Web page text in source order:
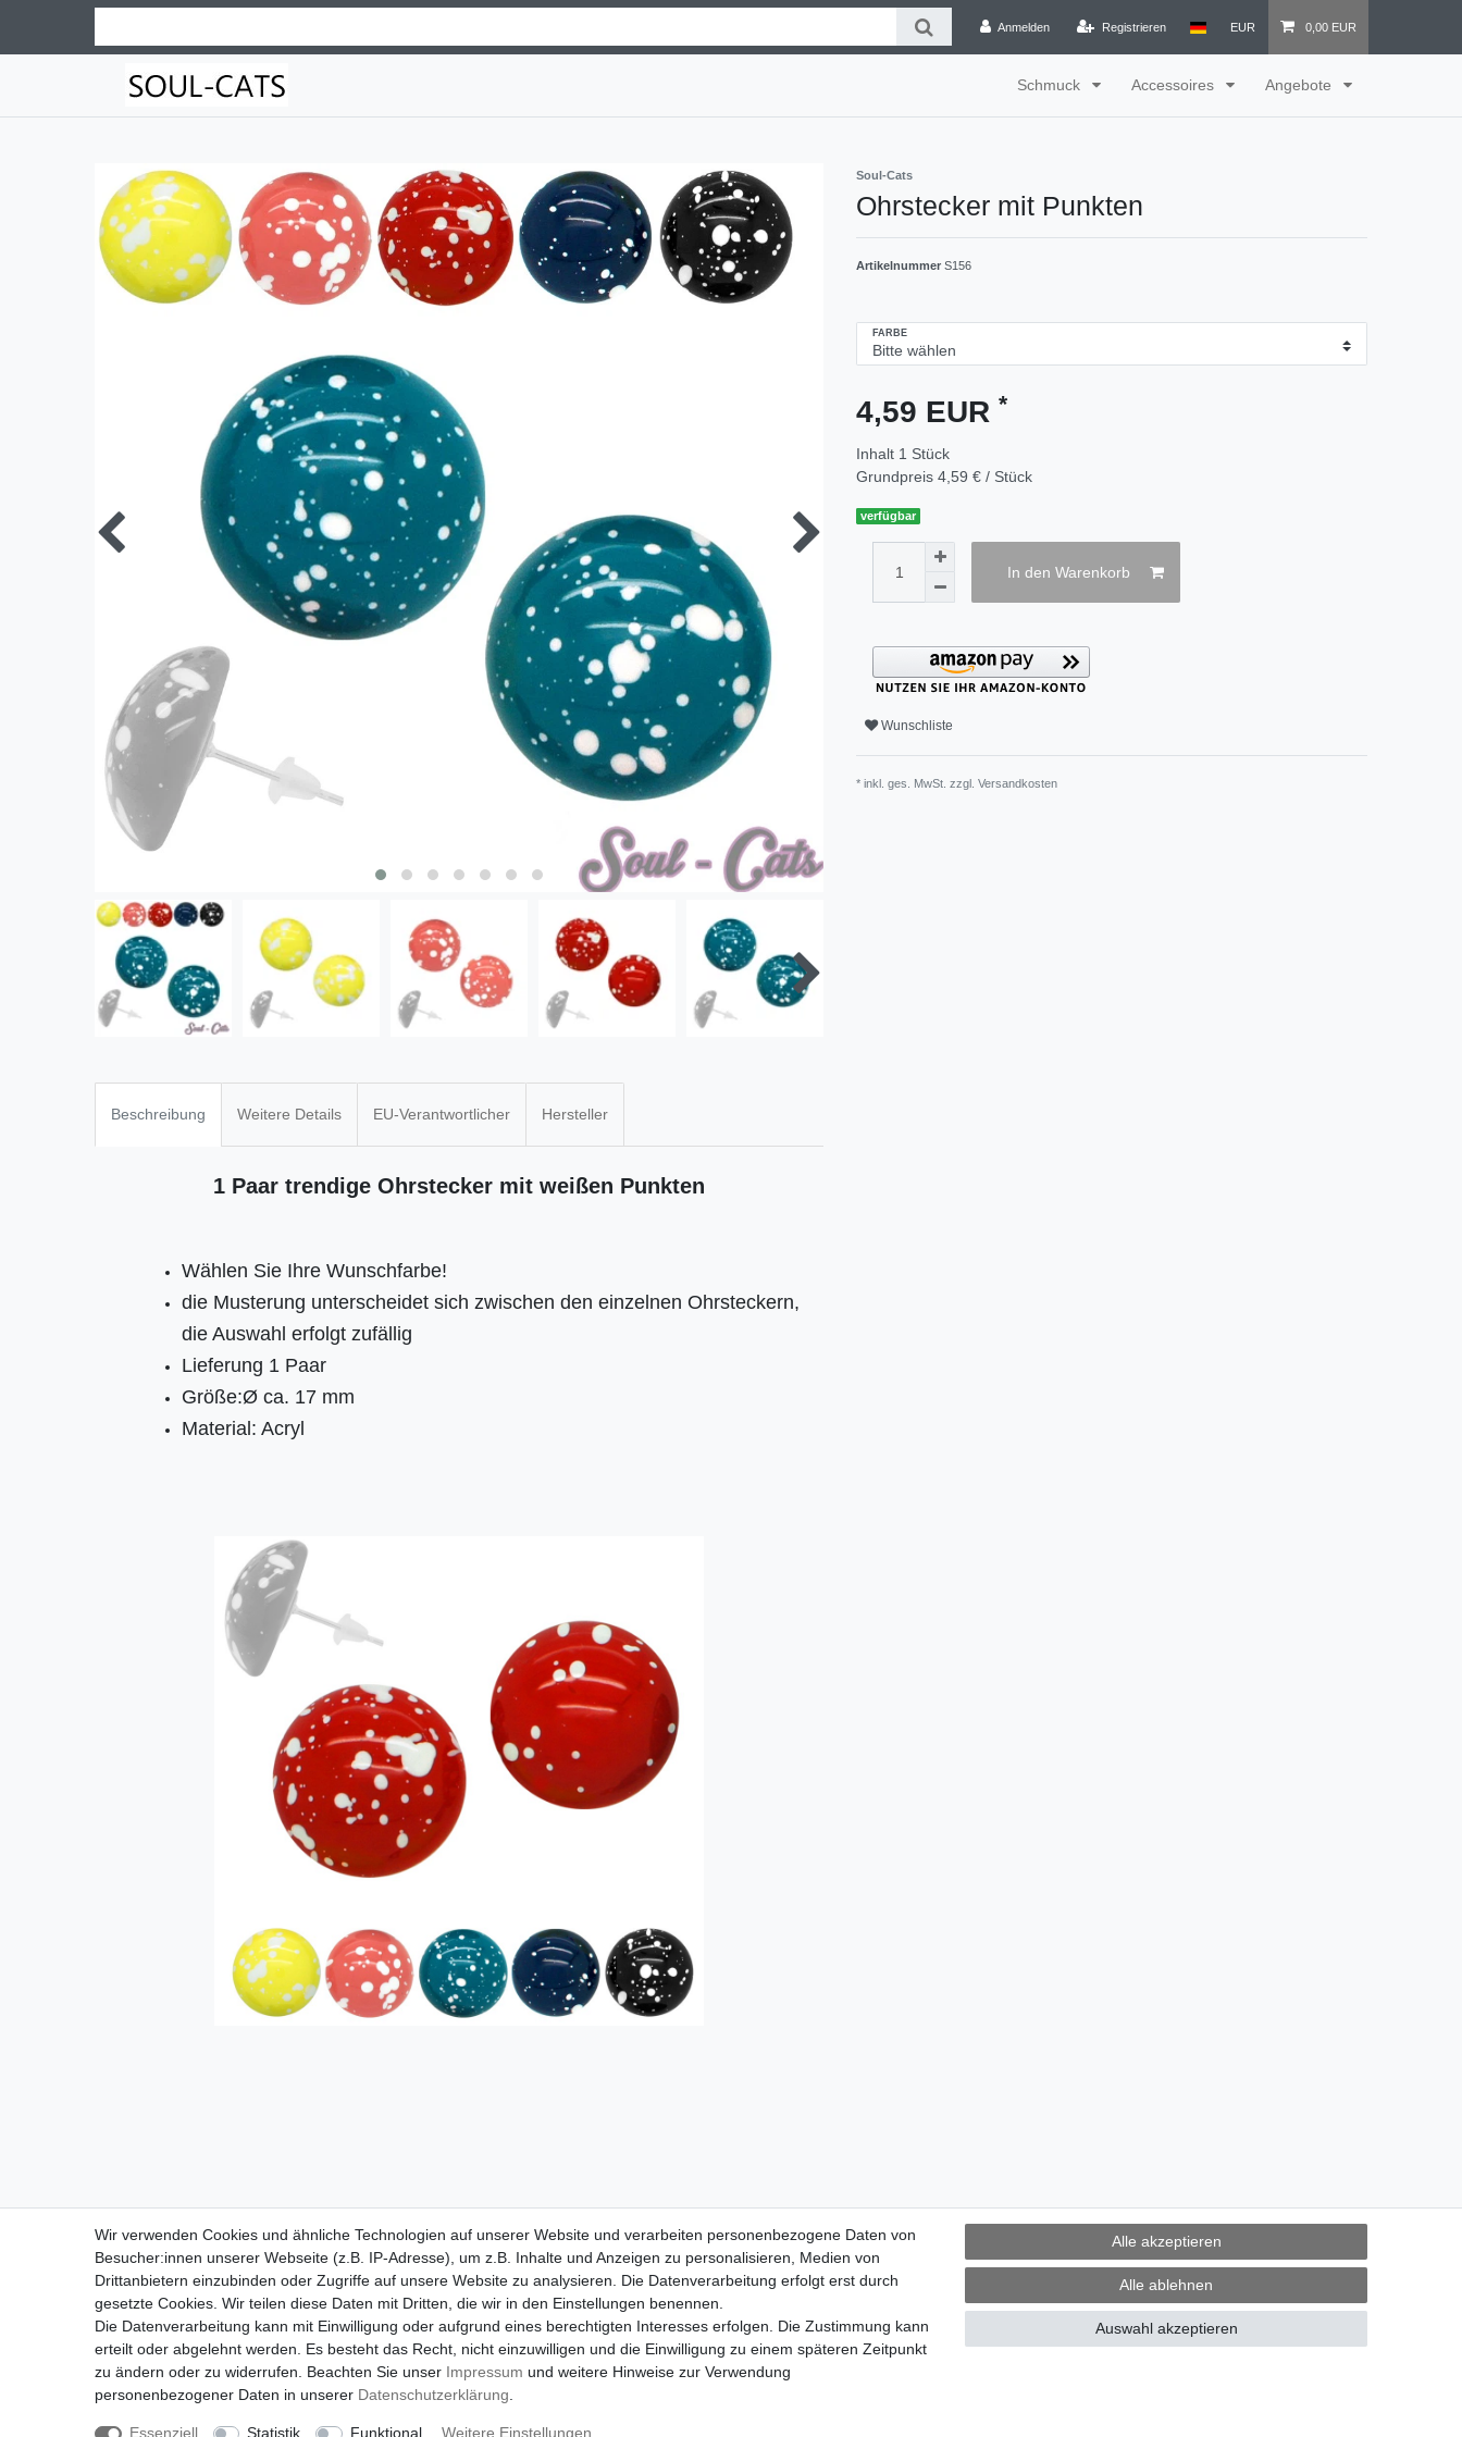
Anmelden Registrieren EUR 0,00 EUR
Schmuck Accessoires Angebote
Soul-Cats
Ohrstecker mit Punkten
Artikelnummer S156
FARBE
4,59 EUR *
Inhalt 1 Stück
Grundpreis 4,59 € / Stück
verfügbar
In den Warenkorb
Wunschliste
* inkl. ges. MwSt. zzgl. Versandkosten
Beschreibung Weitere Details EU-Verantwortlicher Hersteller
1 Paar trendige Ohrstecker mit weißen Punkten
Wählen Sie Ihre Wunschfarbe!
die Musterung unterscheidet sich zwischen den einzelnen Ohrsteckern,
die Auswahl erfolgt zufällig
Lieferung 1 Paar
Größe:Ø ca. 17 mm
Material: Acryl
Wir verwenden Cookies und ähnliche Technologien auf unserer Website und verarbeiten personenbezogene Daten von
Besucher:innen unserer Webseite (z.B. IP-Adresse), um z.B. Inhalte und Anzeigen zu personalisieren, Medien von
Drittanbietern einzubinden oder Zugriffe auf unsere Website zu analysieren. Die Datenverarbeitung erfolgt erst durch
gesetzte Cookies. Wir teilen diese Daten mit Dritten, die wir in den Einstellungen benennen.
Die Datenverarbeitung kann mit Einwilligung oder aufgrund eines berechtigten Interesses erfolgen. Die Zustimmung kann
erteilt oder abgelehnt werden. Es besteht das Recht, nicht einzuwilligen und die Einwilligung zu einem späteren Zeitpunkt
zu ändern oder zu widerrufen. Beachten Sie unser Impressum und weitere Hinweise zur Verwendung
personenbezogener Daten in unserer Daten­schutz­erklärung
Essenziell Statistik Funktional Weitere Einstellungen
Alle akzeptieren
Alle ablehnen
Auswahl akzeptieren